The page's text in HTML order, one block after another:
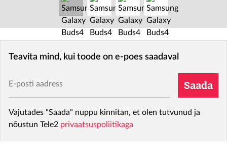
Teavita mind, kui toode on e-poes saadaval
E-posti aadress
Saada
Vajutades "Saada" nuppu kinnitan, et olen tutvunud ja
nõustun Tele2 privaatsuspoliitikaga